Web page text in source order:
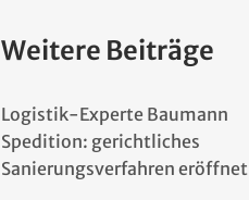
Weitere Beiträge
Logistik-Experte Baumann
Spedition: gerichtliches
Sanierungsverfahren eröffnet